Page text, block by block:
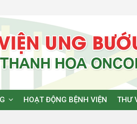
HOẠT ĐỘNG BỆNH VIỆN THƯ